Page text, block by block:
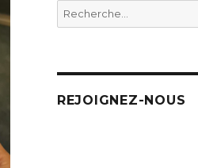
Recherche
pour
REJOIGNEZ-NOUS